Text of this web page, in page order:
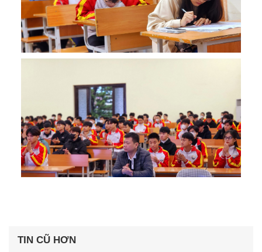
TIN CŨ HƠN